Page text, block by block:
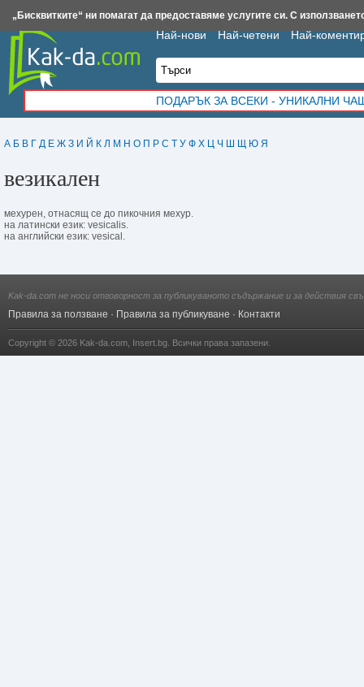
А Б В Г Д Е Ж З И Й К Л М Н О П Р С Т У Ф Х Ц Ч Ш Щ Ю Я
везикален
мехурен, отнасящ се до пикочния мехур.
на латински език: vesicalis.
на английски език: vesical.
Най-нови Най-четени Най-
ПОДАРЪК ЗА ВСЕКИ - УНИКАЛНИ
Insert.bg Framar.bg Kak-da.com Iztochnik.com BauBau.bg NewAge.bg
Kak-da.com не носи отговорност за публикуваното съдържание и за действия
Правила за ползване · Правила за публикуване · Контакти
Copyright © 2026 Kak-da.com Insert.bg . Всички права запазени.
„Бисквитките“ ни помагат да предоставяме услугите си. С